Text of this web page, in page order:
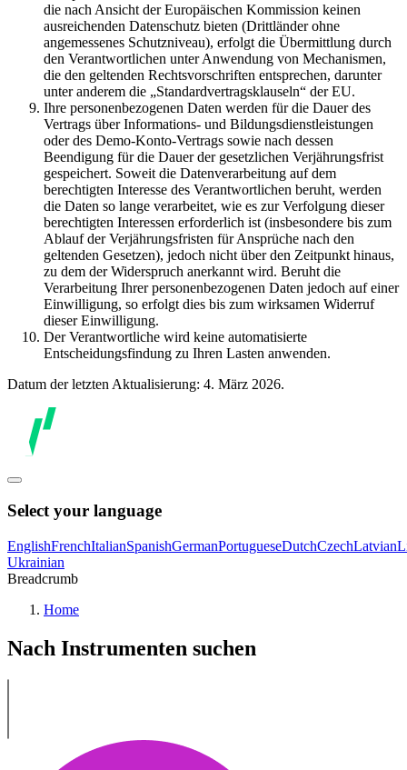
die nach Ansicht der Europäischen Kommission keinen
ausreichenden Datenschutz bieten (Drittländer ohne
angemessenes Schutzniveau), erfolgt die Übermittlung durch
den Verantwortlichen unter Anwendung von Mechanismen,
die den geltenden Rechtsvorschriften entsprechen, darunter
unter anderem die „Standardvertragsklauseln“ der EU.
Ihre personenbezogenen Daten werden für die Dauer des
Vertrags über Informations- und Bildungsdienstleistungen
oder des Demo-Konto-Vertrags sowie nach dessen
Beendigung für die Dauer der gesetzlichen Verjährungsfrist
gespeichert. Soweit die Datenverarbeitung auf dem
berechtigten Interesse des Verantwortlichen beruht, werden
die Daten so lange verarbeitet, wie es zur Verfolgung dieser
berechtigten Interessen erforderlich ist (insbesondere bis zum
Ablauf der Verjährungsfristen für Ansprüche nach den
geltenden Gesetzen), jedoch nicht über den Zeitpunkt hinaus,
zu dem der Widerspruch anerkannt wird. Beruht die
Verarbeitung Ihrer personenbezogenen Daten jedoch auf einer
Einwilligung, so erfolgt dies bis zum wirksamen Widerruf
dieser Einwilligung.
Der Verantwortliche wird keine automatisierte
Entscheidungsfindung zu Ihren Lasten anwenden.
Datum der letzten Aktualisierung: 4. März 2026.
Select your language
EnglishFrenchItalianSpanishGermanPortugueseDutchCzechLatvian
Ukrainian
Breadcrumb
Home
Nach Instrumenten suchen